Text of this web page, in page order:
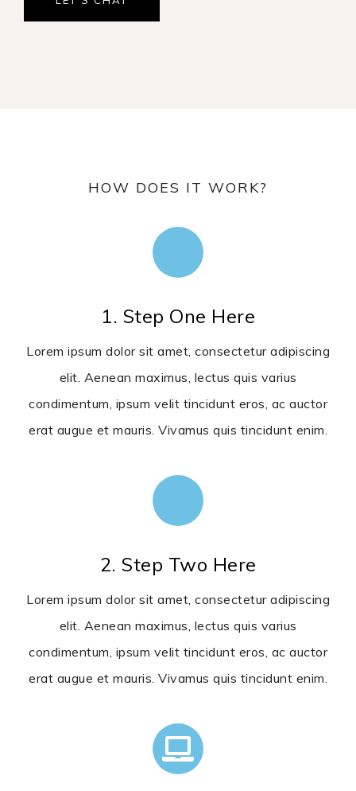
HOW DOES IT WORK?
1. Step One Here
Lorem ipsum dolor sit amet, consectetur adipiscing
elit. Aenean maximus, lectus quis varius
condimentum, ipsum velit tincidunt eros, ac auctor
erat augue et mauris. Vivamus quis tincidunt enim.
2. Step Two Here
Lorem ipsum dolor sit amet, consectetur adipiscing
elit. Aenean maximus, lectus quis varius
condimentum, ipsum velit tincidunt eros, ac auctor
erat augue et mauris. Vivamus quis tincidunt enim.